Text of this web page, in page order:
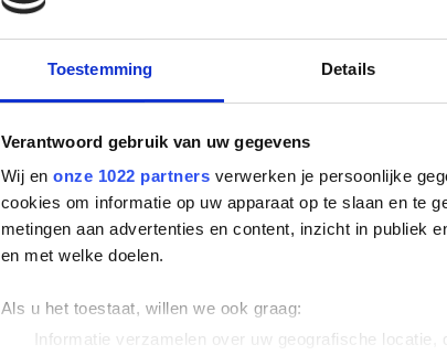
Toestemming Details
Verantwoord gebruik van uw gegevens
Wij en onze 1022 partners verwerken je persoonlijke
cookies om informatie op uw apparaat op te slaan en te
metingen aan advertenties en content, inzicht in publiek
en met welke doelen.
Als u het toestaat, willen we ook graag:
Informatie verzamelen over uw geografische
Overig